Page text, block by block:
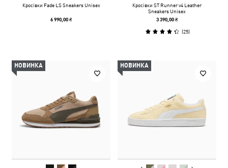
Кросівки Fade LS Sneakers Unisex
6 990,00 ₴
Кросівки ST Runner v4 Leather
Sneakers Unisex
3 390,00 ₴
(25)
НОВИНКА НОВИНКА